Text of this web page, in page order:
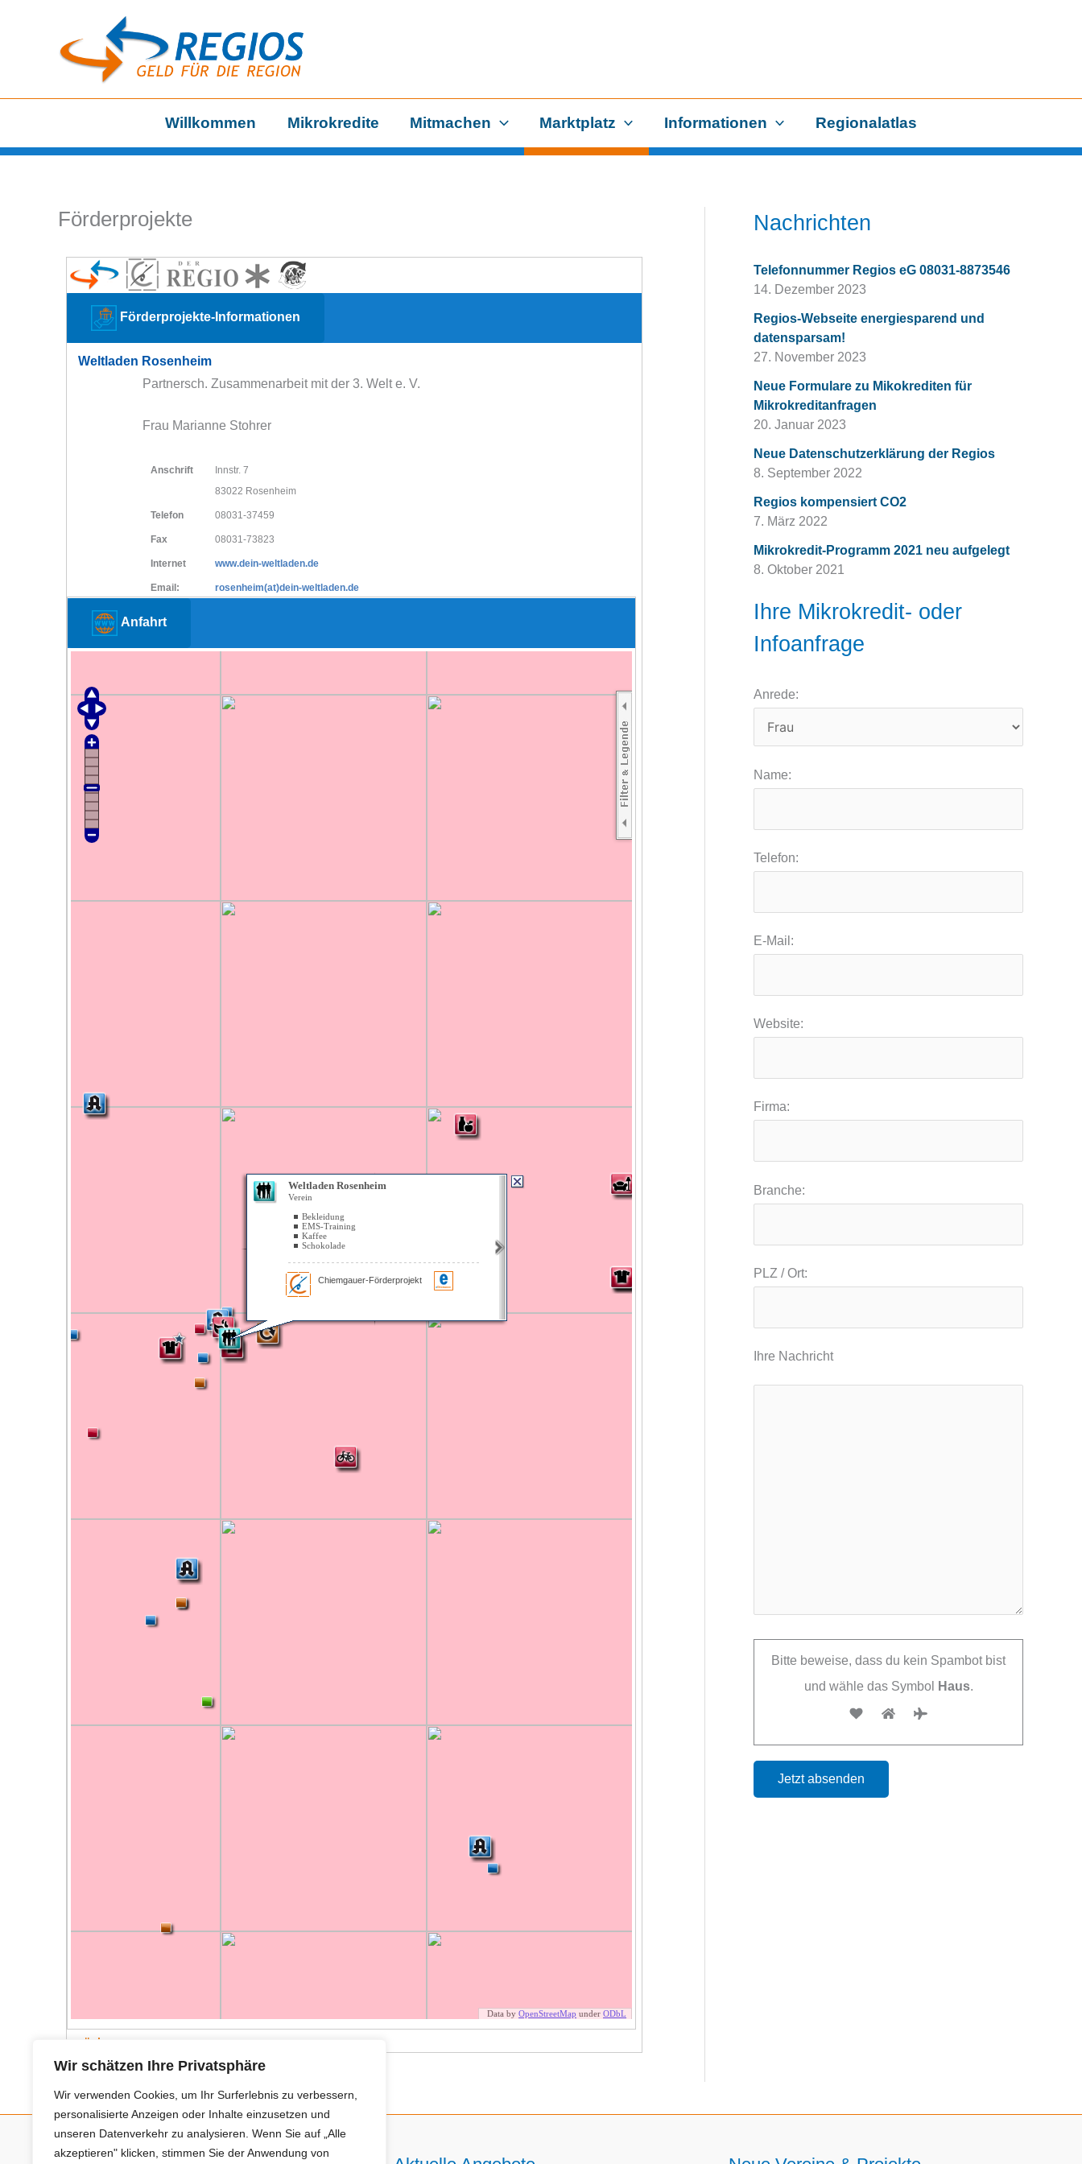
Wir schätzen Ihre Privatsphäre
Wir verwenden Cookies, um Ihr Surferlebnis zu verbessern,
personalisierte Anzeigen oder Inhalte einzusetzen und
unseren Datenverkehr zu analysieren. Wenn Sie auf „Alle
akzeptieren" klicken, stimmen Sie der Anwendung von
Willkommen Mikrokredite Mitmachen Marktplatz Informationen Regionalatlas
Förderprojekte
Förderprojekte-Informationen
Weltladen Rosenheim
Partnersch. Zusammenarbeit mit der 3. Welt e. V.
Frau Marianne Stohrer
Anschrift
Innstr. 7
83022 Rosenheim
Telefon 08031-37459
Fax 08031-73823
Internet www.dein-weltladen.de
Email: rosenheim(at)dein-weltladen.de
Anfahrt
zurück
Nachrichten
Telefonnummer Regios eG 08031-8873546
14. Dezember 2023
Regios-Webseite energiesparend und
datensparsam!
27. November 2023
Neue Formulare zu Mikokrediten für
Mikrokreditanfragen
20. Januar 2023
Neue Datenschutzerklärung der Regios
8. September 2022
Regios kompensiert CO2
7. März 2022
Mikrokredit-Programm 2021 neu aufgelegt
8. Oktober 2021
Ihre Mikrokredit- oder
Infoanfrage
Anrede:
Name:
Telefon:
E-Mail:
Website:
Firma:
Branche:
PLZ / Ort:
Ihre Nachricht
Bitte beweise, dass du kein Spambot bist
und wähle das Symbol
Haus.